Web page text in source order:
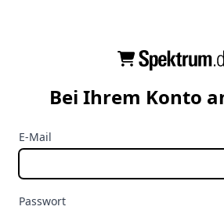
Bei Ihrem Konto
E-Mail
Passwort